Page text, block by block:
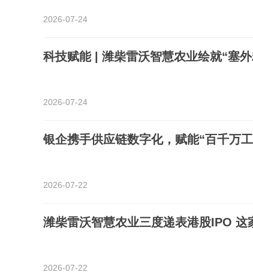
2026-07-24
科技赋能 | 潍柴雷沃智慧农业绘就“塞
2026-07-24
银企携手供应链数字化，赋能“百千万
2026-07-22
潍柴雷沃智慧农业三度递表港股IPO 这
2026-07-22